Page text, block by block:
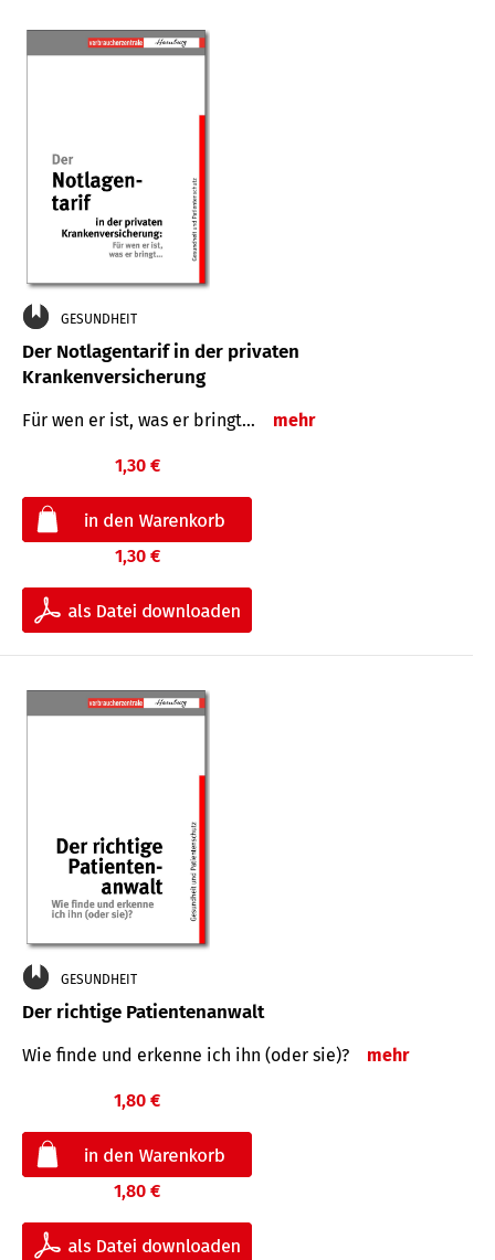
GESUNDHEIT
Der Notlagentarif in der privaten
Krankenversicherung
Für wen er ist, was er bringt… mehr
1,30 €
1,30 €
GESUNDHEIT
Der richtige Patientenanwalt
Wie finde und erkenne ich ihn (oder sie)? mehr
1,80 €
1,80 €